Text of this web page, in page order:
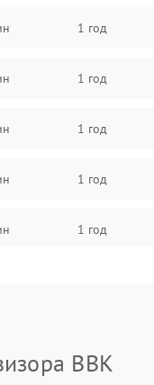
1 год
1 год
1 год
1 год
1 год
BBK